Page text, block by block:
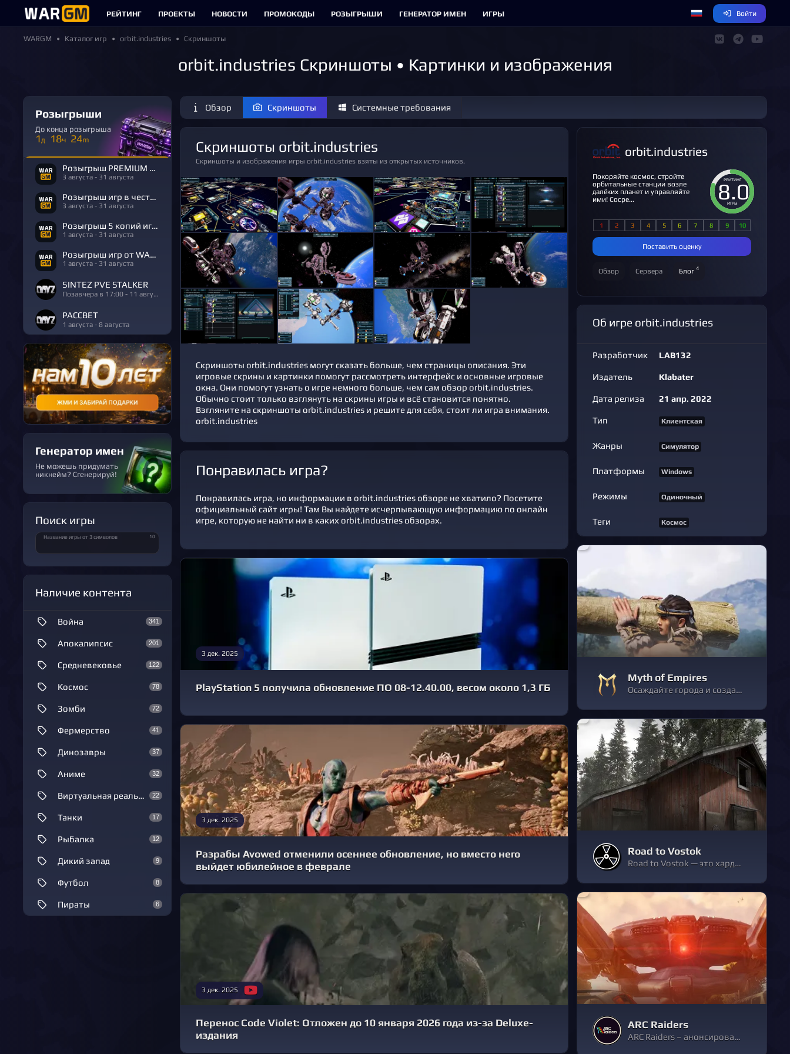
РЕЙТИНГ ПРОЕКТЫ НОВОСТИ ПРОМОКОДЫ РОЗЫГРЫШИ ГЕНЕРАТОР ИМЕН ИГРЫ Войти
WARGM Каталог игр orbit.industries Скриншоты
orbit.industries Скриншоты • Картинки и изображения
Розыгрыши
До конца розыгрыша
1д 18ч 24m
Розыгрыш PREMIUM в честь Дня Рождения
3 августа - 31 августа
Розыгрыш игр в честь Дня Рождения
3 августа - 31 августа
Розыгрыш 5 копий игры R.E.P.O.
1 августа - 31 августа
Розыгрыш игр от WARGM
1 августа - 31 августа
SINTEZ PVE STALKER
Позавчера в 17:00 - 11 августа
РАССВЕТ
1 августа - 8 августа
Генератор имен
Не можешь придумать
никнейм? Сгенерируй!
Поиск игры
Название игры от 3 символов 10
Наличие контента
341
Война
201
Апокалипсис
122
Средневековье
78
Космос
72
Зомби
41
Фермерство
37
Динозавры
32
Аниме
22
Виртуальная реальность
17
Танки
12
Рыбалка
9
Дикий запад
8
Футбол
6
Пираты
Обзор Скриншоты Системные требования
Скриншоты orbit.industries
Скриншоты и изображения игры orbit.industries взяты из открытых источников.
Скриншоты orbit.industries могут сказать больше, чем страницы описания. Эти
игровые скрины и картинки помогут рассмотреть интерфейс и основные игровые
окна. Они помогут узнать о игре немного больше, чем сам обзор orbit.industries.
Обычно стоит только взглянуть на скрины игры и всё становится понятно.
Взгляните на скриншоты orbit.industries и решите для себя, стоит ли игра внимания.
orbit.industries
Понравилась игра?
Понравилась игра, но информации в orbit.industries обзоре не хватило? Посетите
официальный сайт игры! Там Вы найдете исчерпывающую информацию по онлайн
игре, которую не найти ни в каких orbit.industries обзорах.
3 дек. 2025
PlayStation 5 получила обновление ПО 08-12.40.00, весом около 1,3 ГБ
3 дек. 2025
Разрабы Avowed отменили осеннее обновление, но вместо него
выйдет юбилейное в феврале
3 дек. 2025
Перенос Code Violet: Отложен до 10 января 2026 года из-за Deluxe-
издания
orbit.industries
8.0
РЕЙТИНГ
ИГРЫ
Покоряйте космос, стройте
орбитальные станции возле
далёких планет и управляйте
ими! Сосре...
Поставить оценку
Обзор Сервера Блог4
Об игре orbit.industries
Разработчик LAB132
Издатель Klabater
Дата релиза 21 апр. 2022
Тип Клиентская
Жанры Симулятор
Платформы Windows
Режимы Одиночный
Теги Космос
Myth of Empires
Осаждайте города и создайте собственную империю!
Road to Vostok
Road to Vostok — это хардкорная игра на выживание для одного игрока, действие которой происходит в постапокалиптической приграничной зоне между Финляндией и Россией.
ARC Raiders
ARC Raiders – анонсированная многопользовательская игра жанра extraction adventure, действие которой разворачивается в суровом будущем на Земле, атакованной загадочными механическими захватчиками ARC.